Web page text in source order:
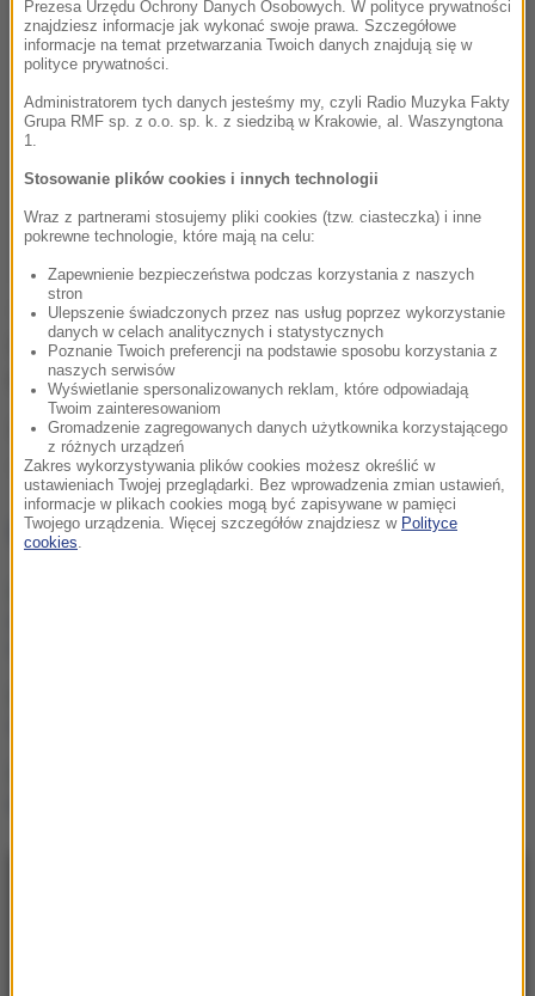
Jak poinformowała rzeczniczka policji, prowadzone
jest obecnie dochodzenie mające wyjaśnić dokładny
przebieg zdarzenia.
Źródło: PAP
Tagi:PociągNiemcy
NAJWAŻNIEJSZE FAKTY
Prezesa Urzędu Ochrony Danych Osobowych. W polityce prywatności
znajdziesz informacje jak wykonać swoje prawa. Szczegółowe
informacje na temat przetwarzania Twoich danych znajdują się w
polityce prywatności.
Administratorem tych danych jesteśmy my, czyli Radio Muzyka Fakty
Grupa RMF sp. z o.o. sp. k. z siedzibą w Krakowie, al. Waszyngtona
1.
Stosowanie plików cookies i innych technologii
Wraz z partnerami stosujemy pliki cookies (tzw. ciasteczka) i inne
pokrewne technologie, które mają na celu:
Zapewnienie bezpieczeństwa podczas korzystania z naszych
stron
Ulepszenie świadczonych przez nas usług poprzez wykorzystanie
danych w celach analitycznych i statystycznych
Poznanie Twoich preferencji na podstawie sposobu korzystania z
naszych serwisów
Wyświetlanie spersonalizowanych reklam, które odpowiadają
Twoim zainteresowaniom
Gromadzenie zagregowanych danych użytkownika korzystającego
z różnych urządzeń
Zakres wykorzystywania plików cookies możesz określić w
ustawieniach Twojej przeglądarki. Bez wprowadzenia zmian ustawień,
informacje w plikach cookies mogą być zapisywane w pamięci
Twojego urządzenia. Więcej szczegółów znajdziesz w Polityce
cookies